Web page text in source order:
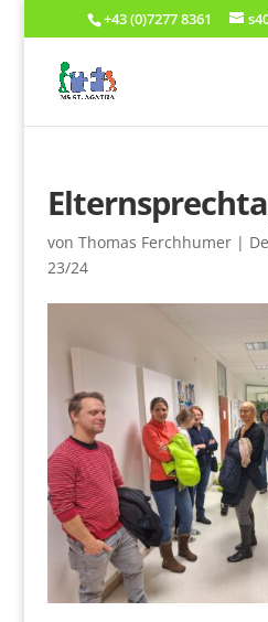
+43 (0)7277 8361
von Thomas Ferchhumer|
23/24